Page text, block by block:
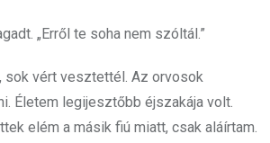
„Erről te soha nem szóltál.”
sok vért vesztettél. Az orvosok
Életem legijesztőbb éjszakája volt.
elém a másik fiú miatt, csak aláírtam.